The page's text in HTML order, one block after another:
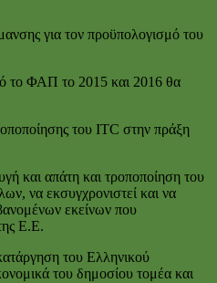
για τον προϋπολογισμό του
το ΦΑΠ το 2015 και 2016 θα
του ITC στην πράξη
και απάτη και τροποποίηση του
να εκσυγχρονιστεί και να
εκείνων που
Ε.Ε.
του Ελληνικού
του δημοσίου τομέα και